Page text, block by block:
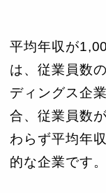
平均年収が
は、従業員数
ディングス企
合、従業員数
わらず平均年
的な企業です。